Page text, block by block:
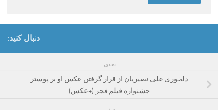
دنبال کنید:
بعدی
دلخوری علی نصیریان از قرار گرفتن عکس او بر پوستر
جشنواره فیلم فجر (+عکس)